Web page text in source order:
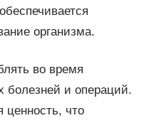
организма.
во время
болезней и операций.
ценность, что